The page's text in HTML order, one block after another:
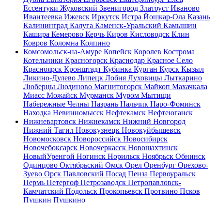
Ессентуки Жуковский Звенигород Златоуст Иваново
Ивантеевка Ижевск Иркутск Истра Йошкар-Ола Казань
Калининград Калуга Каменск-Уральский Камышин
Кашира Кемерово Керчь Киров Кисловодск Клин
Ковров Коломна Колпино
Комсомольск-на-Амуре Копейск Королев Кострома
Котельники Красногорск Краснодар Красное Село
Красноярск Кронштадт Кубинка Курган Курск Кызыл
Ликино-Дулево Липецк Лобня Луховицы Лыткарино
Люберцы Людиново Магнитогорск Майкоп Махачкала
Миасс Можайск Мурманск Муром Мытищи
Набережные Челны Назрань Нальчик Наро-Фоминск
Находка Невинномысск Нефтекамск Нефтеюганск
Нижневартовск Нижнекамск Нижний Новгород
Нижний Тагил Новокузнецк Новокуйбышевск
Новомосковск Новороссийск Новосибирск
Новочебоксарск Новочеркасск Новошахтинск
НовыйУренгой Ногинск Норильск Ноябрьск Обнинск
Одинцово Октябрьский Омск Орел Оренбург Орехово-
Зуево Орск Павловский Посад Пенза Первоуральск
Пермь Петергоф Петрозаводск Петропавловск-
Камчатский Подольск Прокопьевск Протвино Псков
Пушкин Пушкино